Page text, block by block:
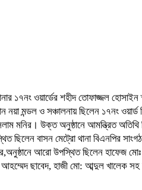
১৭নং ওয়ার্ডের শহীদ তোফাজ্জল
মন্ডল ও সঞ্চালনায় ছিলেন ১৭নং
মনির। উক্ত অনুষ্ঠানে আমন্ত্রিত
বাসন মেট্রো থানা বিএনপির
আরো উপস্থিত ছিলেন হাফেজ
ছাবেদ, হাজী মো: আব্দুল খালেক সহ